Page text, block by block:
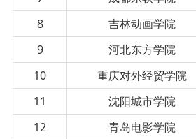
8
吉林动画学院
9
河北东方学院
10
重庆对外经贸学院
11
沈阳城市学院
12
青岛电影学院